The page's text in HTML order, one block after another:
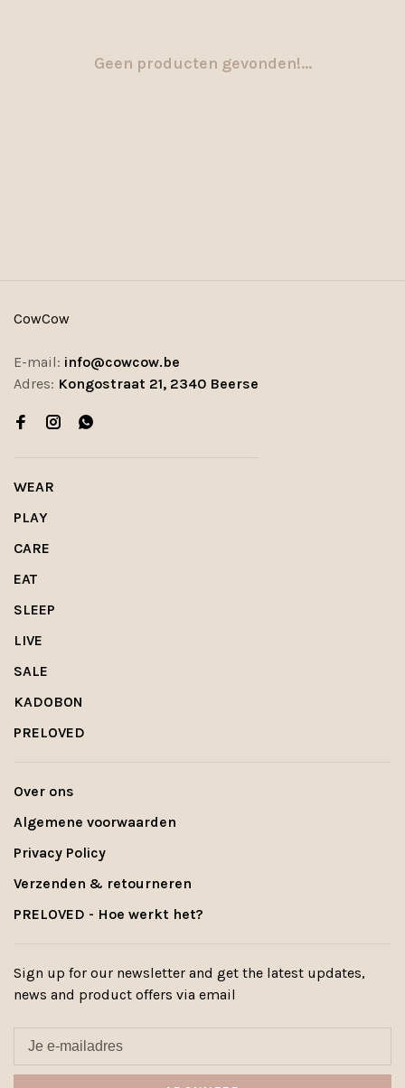
Geen producten gevonden!...
CowCow
E-mail: info@cowcow.be
Adres: Kongostraat 21, 2340 Beerse
WEAR
PLAY
CARE
EAT
SLEEP
LIVE
SALE
KADOBON
PRELOVED
Over ons
Algemene voorwaarden
Privacy Policy
Verzenden & retourneren
PRELOVED - Hoe werkt het?
Sign up for our newsletter and get the latest updates,
news and product offers via email